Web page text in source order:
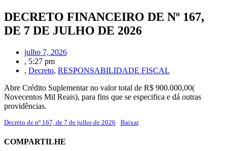
DECRETO FINANCEIRO DE Nº 167,
DE 7 DE JULHO DE 2026
julho 7, 2026
, 5:27 pm
, Decreto, RESPONSABILIDADE FISCAL
Abre Crédito Suplementar no valor total de R$ 900.000,00(
Novecentos Mil Reais), para fins que se especifica e dá outras
providências.
Decreto de nº 167, de 7 de julho de 2026 Baixar
COMPARTILHE